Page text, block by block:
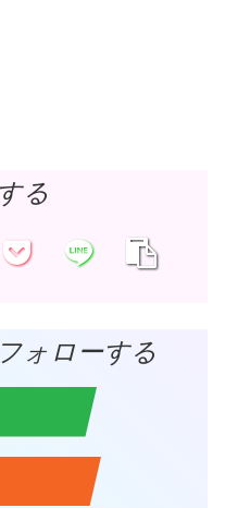
る
ォローする